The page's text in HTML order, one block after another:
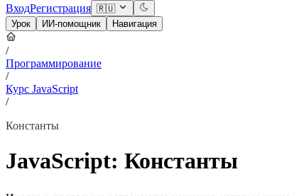
ВходРегистрация 🇷🇺
Урок
ИИ-помощник Навигация
/
Программирование
/
Курс JavaScript
/
Константы
JavaScript: Константы